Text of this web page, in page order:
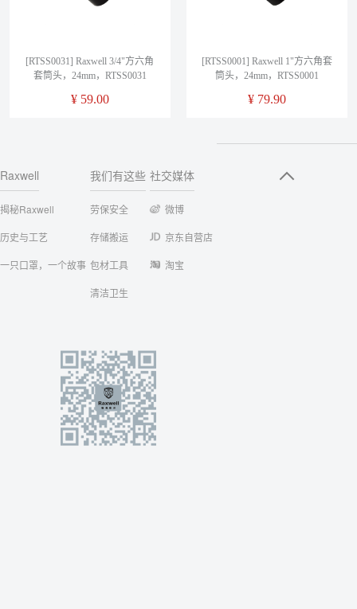
[RTSS0031] Raxwell 3/4"方六角
套筒头，24mm，RTSS0031
¥ 59.00
[RTSS0001] Raxwell 1"方六角套
筒头，24mm，RTSS0001
¥ 79.90
Raxwell
揭秘Raxwell
历史与工艺
一只口罩，一个故事
我们有这些
劳保安全
存储搬运
包材工具
清洁卫生
社交媒体
微博
京东自营店
淘宝